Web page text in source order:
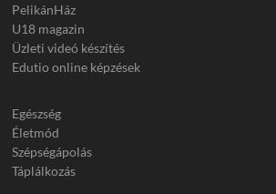
PelikánHáz
U18 magazin
Üzleti videó készítés
Edutio online képzések
Egészség
Életmód
Szépségápolás
Táplálkozás